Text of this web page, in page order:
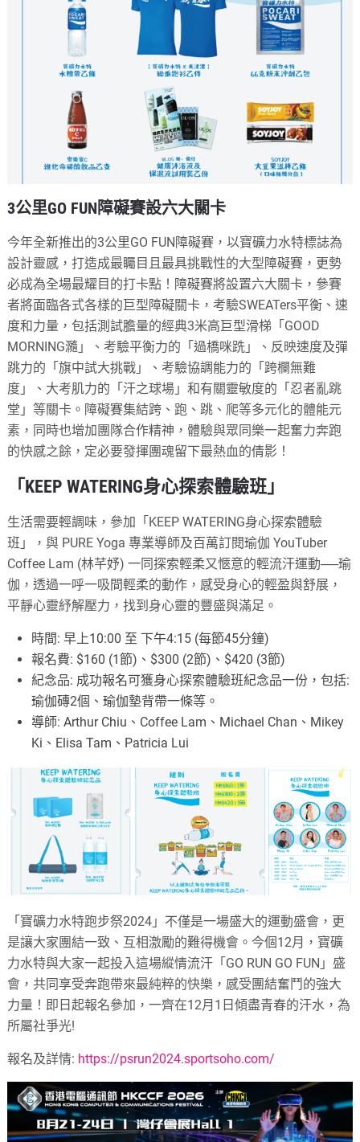
3公里GO FUN障礙賽設六大關卡
今年全新推出的3公里GO FUN障礙賽，以寶礦力水特標誌為
設計靈感，打造成最矚目且最具挑戰性的大型障礙賽，更勢
必成為全場最耀目的打卡點！障礙賽將設置六大關卡，參賽
者將面臨各式各樣的巨型障礙關卡，考驗SWEATers平衡、速
度和力量，包括測試膽量的經典3米高巨型滑梯「GOOD
MORNING瀡」、考驗平衡力的「過橋咪跣」、反映速度及彈
跳力的「旗中試大挑戰」、考驗協調能力的「跨欄無難
度」、大考肌力的「汗之球場」和有關靈敏度的「忍者亂跳
堂」等關卡。障礙賽集結跨、跑、跳、爬等多元化的體能元
素，同時也增加團隊合作精神，體驗與眾同樂一起奮力奔跑
的快感之餘，定必要發揮團魂留下最熱血的倩影！
「KEEP WATERING身心探索體驗班」
生活需要輕調味，參加「KEEP WATERING身心探索體驗
班」，與 PURE Yoga 專業導師及百萬訂閱瑜伽 YouTuber
Coffee Lam (林芊妤) 一同探索輕柔又愜意的輕流汗運動──瑜
伽，透過一呼一吸間輕柔的動作，感受身心的輕盈與舒展，
平靜心靈紓解壓力，找到身心靈的豐盛與滿足。
時間: 早上10:00 至 下午4:15 (每節45分鐘)
報名費: $160 (1節)、$300 (2節)、$420 (3節)
紀念品: 成功報名可獲身心探索體驗班紀念品一份，包括:
瑜伽磚2個、瑜伽墊背帶一條等。
導師: Arthur Chiu、Coffee Lam、Michael Chan、Mikey
Ki、Elisa Tam、Patricia Lui
「寶礦力水特跑步祭2024」不僅是一場盛大的運動盛會，更
是讓大家團結一致、互相激勵的難得機會。今個12月，寶礦
力水特與大家一起投入這場縱情流汗「GO RUN GO FUN」盛
會，共同享受奔跑帶來最純粹的快樂，感受團結奮鬥的強大
力量！即日起報名參加，一齊在12月1日傾盡青春的汗水，為
所屬社爭光!
報名及詳情: https://psrun2024.sportsoho.com/